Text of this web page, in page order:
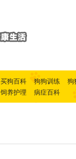
买狗百科 狗狗训练
狗
饲养护理
病症百科